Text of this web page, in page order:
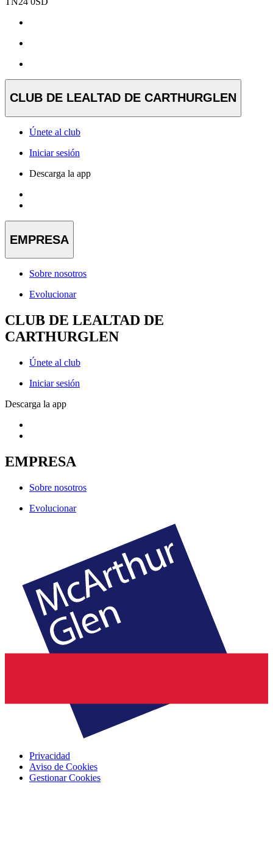
CLUB DE LEALTAD DE CARTHURGLEN
Únete al club
Iniciar sesión
Descarga la app
EMPRESA
Sobre nosotros
Evolucionar
CLUB DE LEALTAD DE
CARTHURGLEN
Únete al club
Iniciar sesión
Descarga la app
EMPRESA
Sobre nosotros
Evolucionar
Privacidad
Aviso de Cookies
Gestionar Cookies